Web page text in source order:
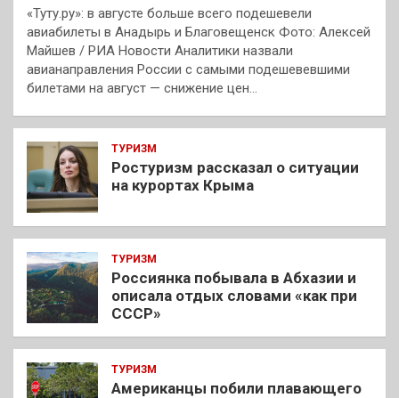
«Туту.ру»: в августе больше всего подешевели
авиабилеты в Анадырь и Благовещенск Фото: Алексей
Майшев / РИА Новости Аналитики назвали
авианаправления России с самыми подешевевшими
билетами на август — снижение цен…
ТУРИЗМ
Ростуризм рассказал о ситуации
на курортах Крыма
ТУРИЗМ
Россиянка побывала в Абхазии и
описала отдых словами «как при
СССР»
ТУРИЗМ
Американцы побили плавающего